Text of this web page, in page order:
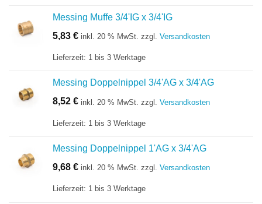
Messing Muffe 3/4'IG x 3/4'IG
5,83 € inkl. 20 % MwSt. zzgl. Versandkosten
Lieferzeit: 1 bis 3 Werktage
Messing Doppelnippel 3/4'AG x 3/4'AG
8,52 € inkl. 20 % MwSt. zzgl. Versandkosten
Lieferzeit: 1 bis 3 Werktage
Messing Doppelnippel 1'AG x 3/4'AG
9,68 € inkl. 20 % MwSt. zzgl. Versandkosten
Lieferzeit: 1 bis 3 Werktage